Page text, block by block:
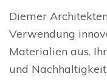
Diemer
Verwendung
Materialien aus.
und